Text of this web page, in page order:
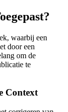
waarbij een
door een
om de
te
Context